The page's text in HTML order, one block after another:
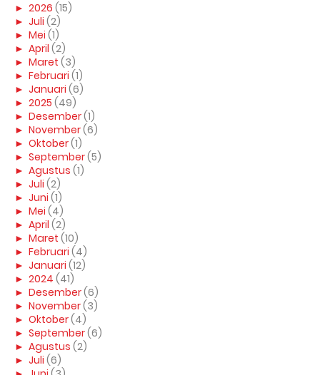
► 2026 (15)
► Juli (2)
► Mei (1)
► April (2)
► Maret (3)
► Februari (1)
► Januari (6)
► 2025 (49)
► Desember(1)
► November(6)
► Oktober(1)
► September(5)
► Agustus (1)
► Juli (2)
► Juni (1)
► Mei (4)
► April (2)
► Maret (10)
► Februari (4)
► Januari (12)
► 2024 (41)
► Desember(6)
► November(3)
► Oktober(4)
► September(6)
► Agustus (2)
► Juli (6)